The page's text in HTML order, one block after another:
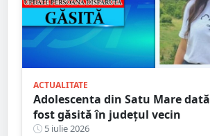
ACTUALITATE
Adolescenta din Satu Mare
fost găsită în județul vecin
5 iulie 2026